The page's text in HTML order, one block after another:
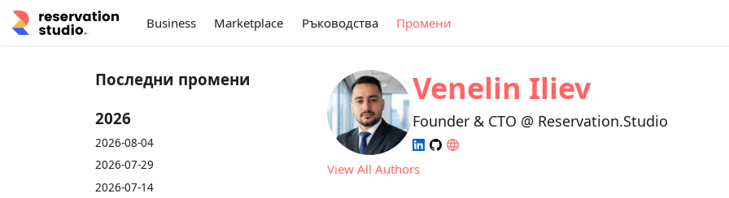
Business Marketplace Ръководства Промени
Последни промени
2026
2026-08-04
2026-07-29
2026-07-14
Venelin Iliev
Founder & CTO @ Reservation.Studio
View All Authors